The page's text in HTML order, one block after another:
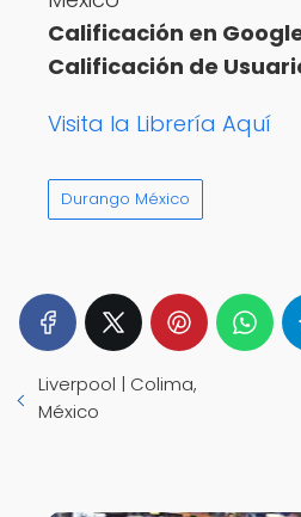
Calificación en
Calificación de
Visita la Librería Aquí
Durango México
Liverpool | Colima,
México